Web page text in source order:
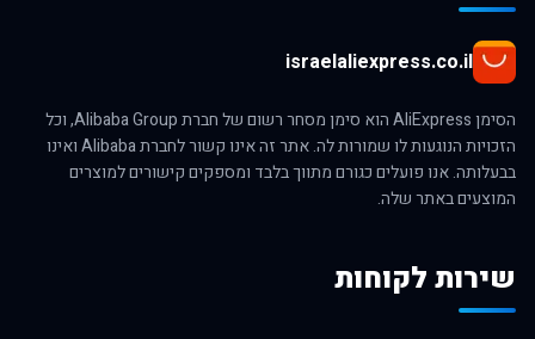
israelaliexpress.co.il
הסימן AliExpress הוא סימן מסחר רשום של חברת Alibaba Group, וכל
הזכויות הנוגעות לו שמורות לה. אתר זה אינו קשור לחברת Alibaba ואינו
בבעלותה. אנו פועלים כגורם מתווך בלבד ומספקים קישורים למוצרים
המוצעים באתר שלה.
שירות לקוחות